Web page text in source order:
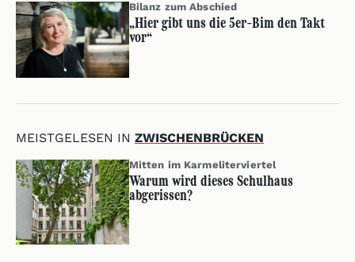
Bilanz zum Abschied
„Hier gibt uns die 5er-Bim den Takt
vor“
MEISTGELESEN IN ZWISCHENBRÜCKEN
Mitten im Karmeliterviertel
Warum wird dieses Schulhaus
abgerissen?